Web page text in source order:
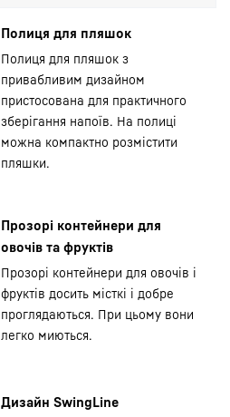
Полиця для пляшок
Полиця для пляшок з
привабливим дизайном
пристосована для практичного
зберігання напоїв. На полиці
можна компактно розмістити
пляшки.
Прозорі контейнери для
овочів та фруктів
Прозорі контейнери для овочів і
фруктів досить місткі і добре
проглядаються. При цьому вони
легко миються.
Дизайн SwingLine